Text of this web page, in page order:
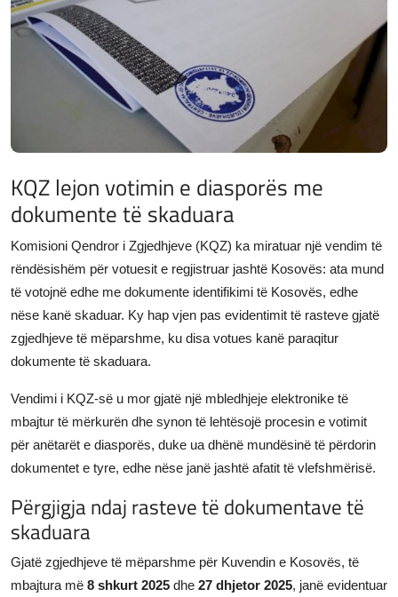
JETA
KQZ lejon votimin e diasporës me
dokumente të skaduara
Komisioni Qendror i Zgjedhjeve (KQZ) ka miratuar një vendim të
rëndësishëm për votuesit e regjistruar jashtë Kosovës: ata mund
të votojnë edhe me dokumente identifikimi të Kosovës, edhe
nëse kanë skaduar. Ky hap vjen pas evidentimit të rasteve gjatë
zgjedhjeve të mëparshme, ku disa votues kanë paraqitur
dokumente të skaduara.
Vendimi i KQZ-së u mor gjatë një mbledhjeje elektronike të
mbajtur të mërkurën dhe synon të lehtësojë procesin e votimit
për anëtarët e diasporës, duke ua dhënë mundësinë të përdorin
dokumentet e tyre, edhe nëse janë jashtë afatit të vlefshmërisë.
Përgjigja ndaj rasteve të dokumentave të
skaduara
Gjatë zgjedhjeve të mëparshme për Kuvendin e Kosovës, të
mbajtura më 8 shkurt 2025 dhe 27 dhjetor 2025, janë evidentuar